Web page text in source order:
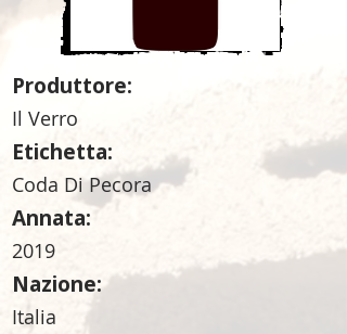
Produttore:
Il Verro
Etichetta:
Coda Di Pecora
Annata:
2019
Nazione:
Italia